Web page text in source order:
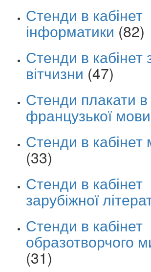
Стенди в кабінет
інформатики (82)
Стенди в кабінет
вітчизни (47)
Стенди плакати в
французької мови
Стенди в кабінет
(33)
Стенди в кабінет
зарубіжної
Стенди в кабінет
образотворчого
(31)